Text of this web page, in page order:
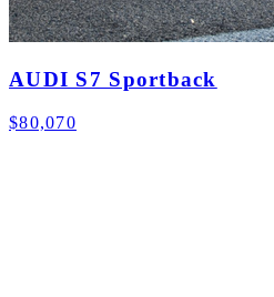
AUDI S7 Sportback
$80,070